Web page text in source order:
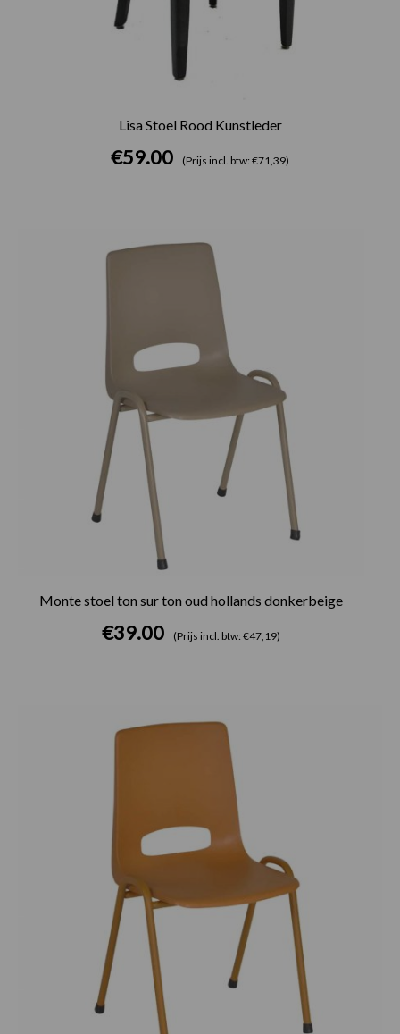
Lisa Stoel Rood Kunstleder
€59.00 (Prijs incl. btw: €71,39)
Monte stoel ton sur ton oud hollands donkerbeige
€39.00 (Prijs incl. btw: €47,19)